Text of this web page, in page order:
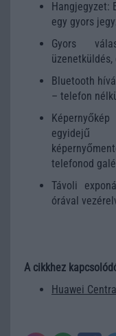
Hangjegyzet:
egy gyors
Gyors
Bluetooth
– telefon
egyidejű
telefonod
Távoli
órával
A cikkhez
Huawei Central